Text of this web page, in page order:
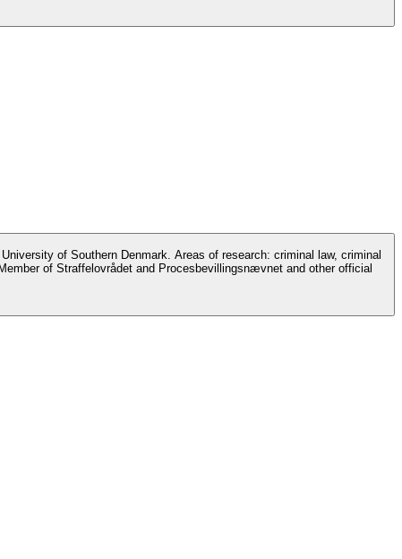
of Straffelovrådet and Procesbevillingsnævnet and other official